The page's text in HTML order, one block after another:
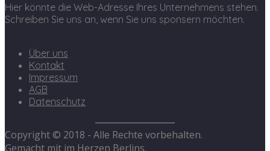
Hier könnte die Web-Adresse Ihres Unternehmens stehen.
Schreiben Sie uns an, wenn Sie uns sponsern möchten.
Über uns
Kontakt
Impressum
AGB
Datenschutz
Copyright © 2018 - Alle Rechte vorbehalten.
Gemacht mit im Herzen Berlins.